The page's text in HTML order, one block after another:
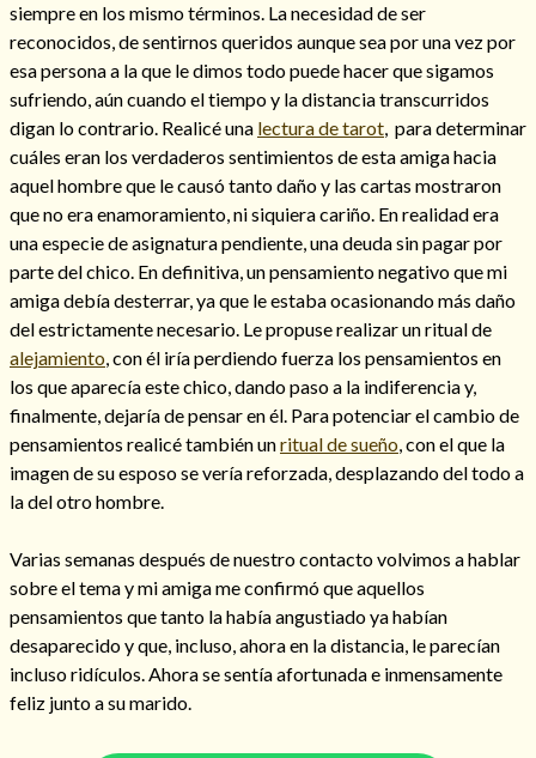
Endulzamiento
Consulta de tarot online
siempre en los mismo términos. La necesidad de ser
reconocidos, de sentirnos queridos aunque sea por una vez por
esa persona a la que le dimos todo puede hacer que sigamos
sufriendo, aún cuando el tiempo y la distancia transcurridos
digan lo contrario. Realicé una lectura de tarot, para determinar
cuáles eran los verdaderos sentimientos de esta amiga hacia
aquel hombre que le causó tanto daño y las cartas mostraron
que no era enamoramiento, ni siquiera cariño. En realidad era
una especie de asignatura pendiente, una deuda sin pagar por
parte del chico. En definitiva, un pensamiento negativo que mi
amiga debía desterrar, ya que le estaba ocasionando más daño
del estrictamente necesario. Le propuse realizar un ritual de
alejamiento, con él iría perdiendo fuerza los pensamientos en
los que aparecía este chico, dando paso a la indiferencia y,
finalmente, dejaría de pensar en él. Para potenciar el cambio de
pensamientos realicé también unritual de sueño, con el que la
imagen de su esposo se vería reforzada, desplazando del todo a
la del otro hombre.
Varias semanas después de nuestro contacto volvimos a hablar
sobre el tema y mi amiga me confirmó que aquellos
pensamientos que tanto la había angustiado ya habían
desaparecido y que, incluso, ahora en la distancia, le parecían
incluso ridículos. Ahora se sentía afortunada e inmensamente
feliz junto a su marido.